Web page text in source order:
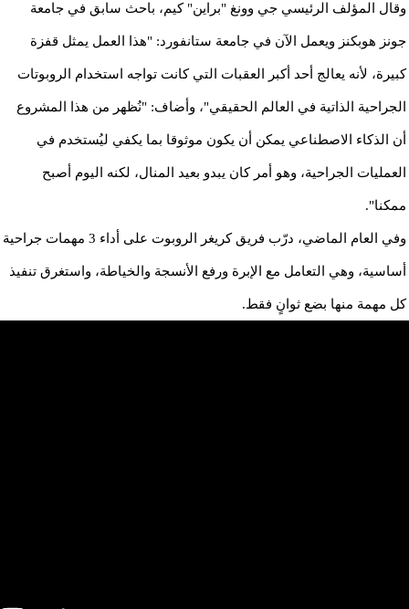
وقال المؤلف الرئيسي جي وونغ "براين" كيم، باحث سابق في جامعة
جونز هوبكنز ويعمل الآن في جامعة ستانفورد: "هذا العمل يمثل قفزة
كبيرة، لأنه يعالج أحد أكبر العقبات التي كانت تواجه استخدام الروبوتات
الجراحية الذاتية في العالم الحقيقي"، وأضاف: "نُظهر من هذا المشروع
أن الذكاء الاصطناعي يمكن أن يكون موثوقا بما يكفي ليُستخدم في
العمليات الجراحية، وهو أمر كان يبدو بعيد المنال، لكنه اليوم أصبح
ممكنا".
وفي العام الماضي، درّب فريق كريغر الروبوت على أداء 3 مهمات جراحية
أساسية، وهي التعامل مع الإبرة ورفع الأنسجة والخياطة، واستغرق تنفيذ
كل مهمة منها بضع ثوانٍ فقط.